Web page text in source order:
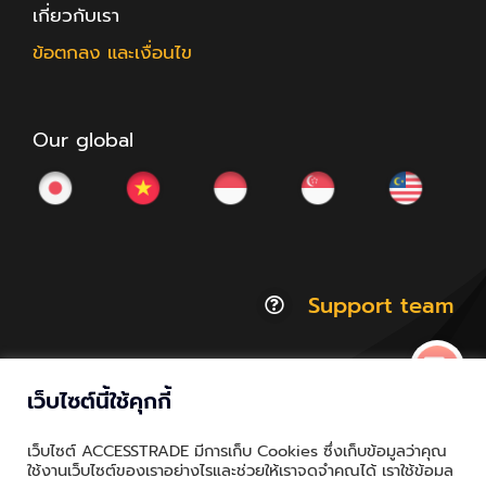
เกี่ยวกับเรา
ข้อตกลง และเงื่อนไข
Our global
Support team
Thailand.a | All Rights Reserved
เว็บไซต์นี้ใช้คุกกี้
เว็บไซต์ ACCESSTRADE มีการเก็บ Cookies ซึ่งเก็บข้อมูลว่าคุณ
ใช้งานเว็บไซต์ของเราอย่างไรและช่วยให้เราจดจำคุณได้ เราใช้ข้อมูล